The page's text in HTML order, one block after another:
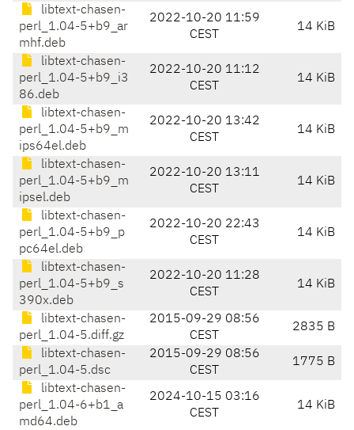
libtext-chasen-
perl_1.04-5+b9_ar
mhf.deb
2022-10-20 11:59
CEST
14 KiB
libtext-chasen-
perl_1.04-5+b9_i3
86.deb
2022-10-20 11:12
CEST
14 KiB
libtext-chasen-
perl_1.04-5+b9_m
ips64el.deb
2022-10-20 13:42
CEST
14 KiB
libtext-chasen-
perl_1.04-5+b9_m
ipsel.deb
2022-10-20 13:11
CEST
14 KiB
libtext-chasen-
perl_1.04-5+b9_p
pc64el.deb
2022-10-20 22:43
CEST
14 KiB
libtext-chasen-
perl_1.04-5+b9_s
390x.deb
2022-10-20 11:28
CEST
14 KiB
libtext-chasen-
perl_1.04-5.diff.gz
2015-09-29 08:56
CEST
2835 B
libtext-chasen-
perl_1.04-5.dsc
2015-09-29 08:56
CEST
1775 B
libtext-chasen-
perl_1.04-6+b1_a
md64.deb
2024-10-15 03:16
CEST
14 KiB